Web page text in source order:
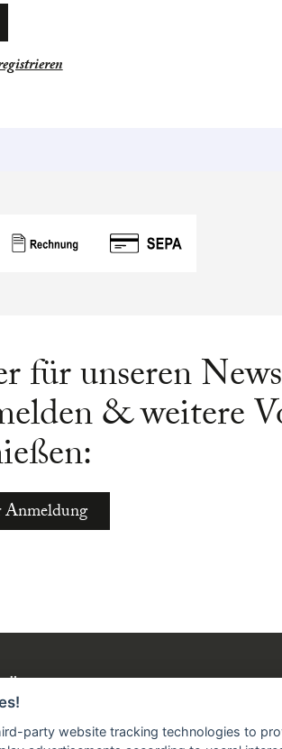
für unseren
& weitere
Über die Büchergilde
Buchgemeinschaft
party website tracking technologies to